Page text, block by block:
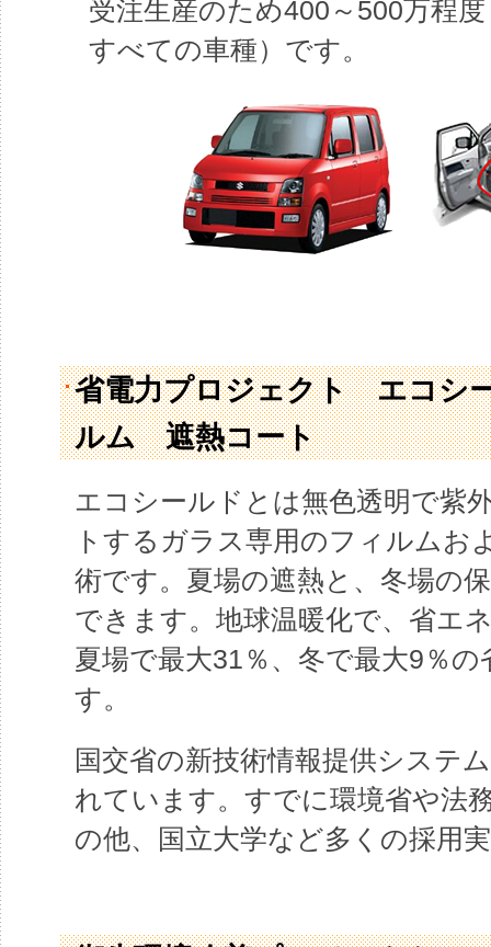
受注生産のため400～500万程
すべての車種）です。
省電力プロジェクト エコシ
ルム 遮熱コート
エコシールドとは無色透明で紫
トするガラス専用のフィルムお
術です。夏場の遮熱と、冬場の
できます。地球温暖化で、省エ
夏場で最大31％、冬で最大9％
す。
国交省の新技術情報提供システ
れています。すでに環境省や法
の他、国立大学など多くの採用